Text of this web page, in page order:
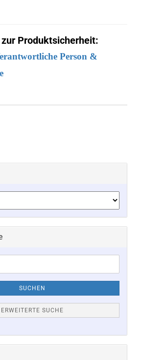
Produktsicherheit:
Person &
SUCHEN
ERWEITERTE SUCHE